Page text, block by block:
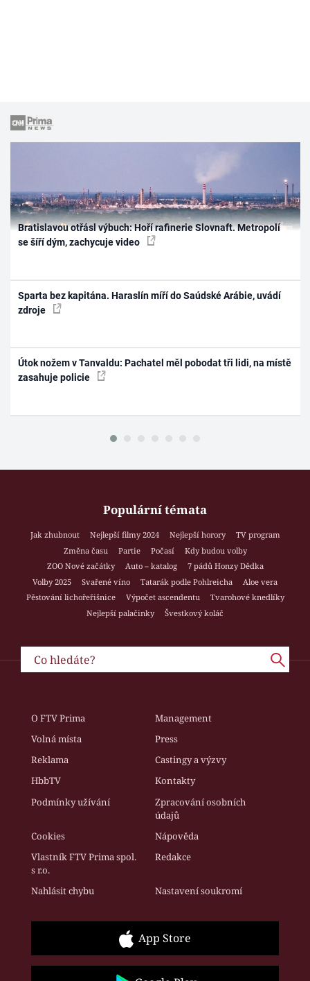
Bratislavou otřásl výbuch: Hoří rafinerie Slovnaft. Metropolí
se šíří dým, zachycuje video
Sparta bez kapitána. Haraslín míří do Saúdské Arábie, uvádí
zdroje
Útok nožem v Tanvaldu: Pachatel měl pobodat tři lidi, na místě
zasahuje policie
Populární témata
Jak zhubnout Nejlepší filmy 2024 Nejlepší horory
TV program
Změna času
Partie Počasí
Kdy budou volby
ZOO Nové začátky
Auto – katalog
7 pádů Honzy Dědka
Volby 2025
Svařené víno Tatarák podle Pohlreicha
Aloe vera
Pěstování lichořeřišnice
Výpočet ascendentu
Tvarohové knedlíky
Nejlepší palačinky
Švestkový koláč
O FTV Prima
Management
Volná místa
Press
Reklama
Castingy a výzvy
HbbTV
Kontakty
Podmínky užívání
Zpracování osobních
údajů
Cookies
Nápověda
Vlastník FTV Prima spol.
s r.o.
Redakce
Nahlásit chybu Nastavení soukromí
App Store